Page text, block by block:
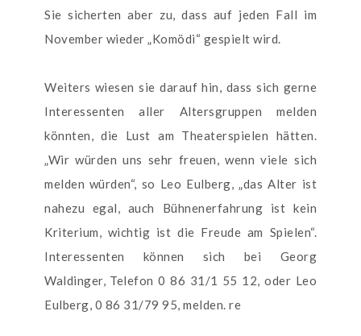
Sie sicherten aber zu, dass auf jeden Fall im
November wieder „Komödi“ gespielt wird.
Weiters wiesen sie darauf hin, dass sich gerne
Interessenten aller Altersgruppen melden
könnten, die Lust am Theaterspielen hätten.
„Wir würden uns sehr freuen, wenn viele sich
melden würden“, so Leo Eulberg, „das Alter ist
nahezu egal, auch Bühnenerfahrung ist kein
Kriterium, wichtig ist die Freude am Spielen“.
Interessenten können sich bei Georg
Waldinger, Telefon 0 86 31/1 55 12, oder Leo
Eulberg, 0 86 31/79 95, melden. re